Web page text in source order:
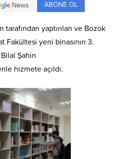
ABONE OL
tarafından yaptırılan ve Bozok
Fakültesi yeni binasının 3.
Şahin
hizmete açıldı.